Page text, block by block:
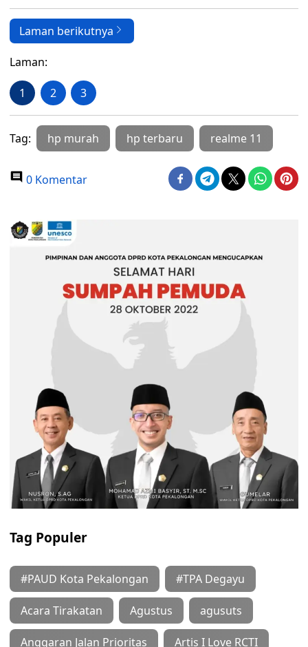
Laman berikutnya
Laman:
1 2 3
Tag: hp murah hp terbaru realme 11
0 Komentar
Tag Populer
#PAUD Kota Pekalongan #TPA Degayu
Acara Tirakatan Agustus agusuts
Anggaran Jalan Prioritas Artis I Love RCTI